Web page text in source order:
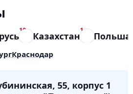
10
Казахстан
1
Польша
Краснодар
55, корпус 1